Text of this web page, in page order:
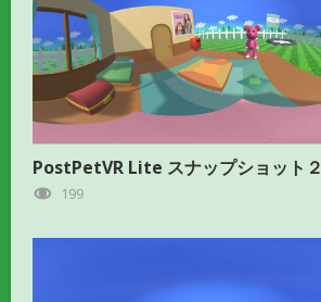
PostPetVR Lite スナップショット２
199